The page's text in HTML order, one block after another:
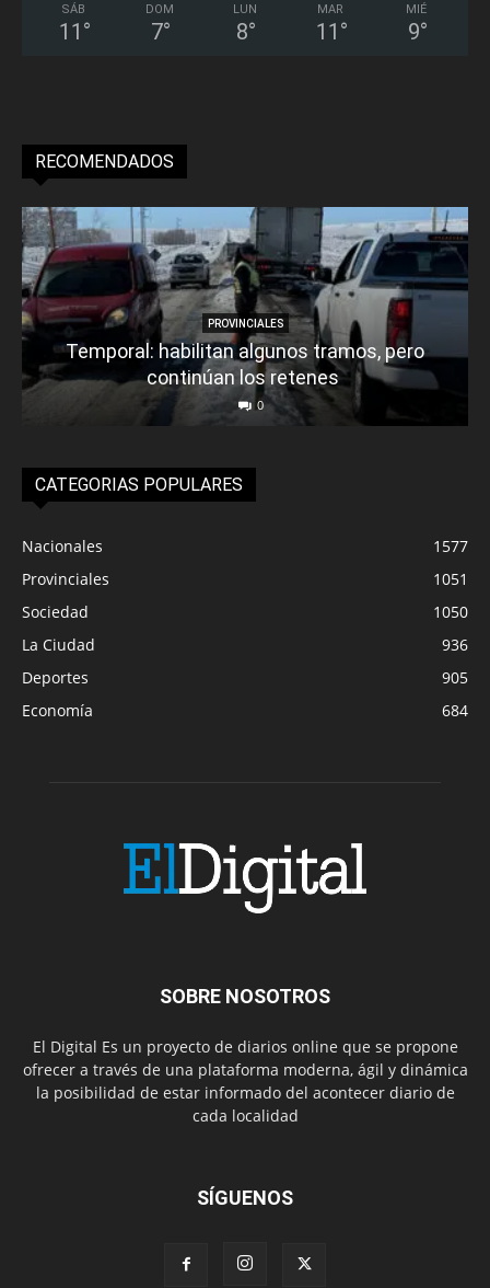
SÁB
11 °
DOM
7°
LUN
8°
MAR
11 °
MIÉ
9°
RECOMENDADOS
PROVINCIALES
Temporal: habilitan algunos tramos, pero
continúan los retenes
0
CATEGORIAS POPULARES
Nacionales
1577
Provinciales
1051
Sociedad
1050
La Ciudad
936
Deportes
905
Economía
684
SOBRE NOSOTROS
El Digital Es un proyecto de diarios online que se propone
ofrecer a través de una plataforma moderna, ágil y dinámica
la posibilidad de estar informado del acontecer diario de
cada localidad
SÍGUENOS